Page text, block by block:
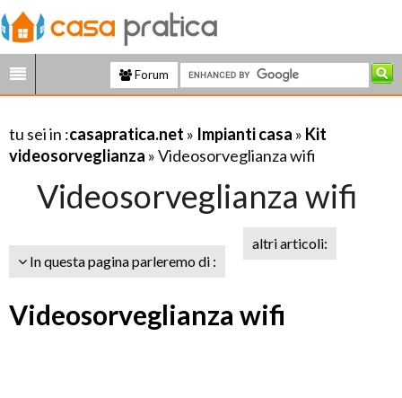
Forum
tu sei in :casapratica.net » Impianti casa » Kit
videosorveglianza » Videosorveglianza wifi
Videosorveglianza wifi
In questa pagina parleremo di :
altri articoli:
Videosorveglianza wifi